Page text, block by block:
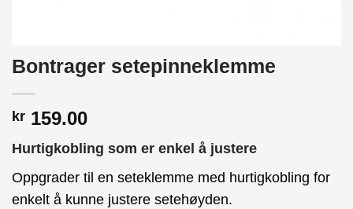
Bontrager setepinneklemme
kr 159.00
Hurtigkobling som er enkel å justere
Oppgrader til en seteklemme med hurtigkobling for
enkelt å kunne justere setehøyden.